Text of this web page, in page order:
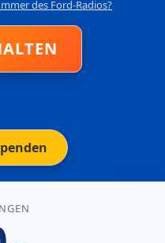
des Ford-Radios?